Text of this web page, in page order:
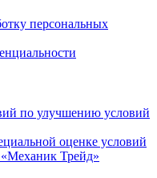
персональных
по улучшению условий
оценке условий
Трейд»